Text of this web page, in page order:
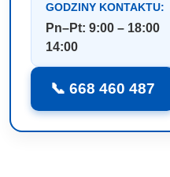
GODZINY KONTAKTU:
Pn–Pt: 9:00 – 18:00
14:00
📞 668 460 487